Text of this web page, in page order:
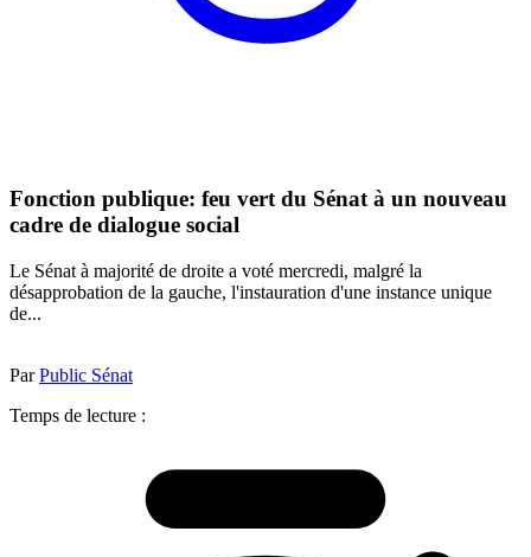
Fonction publique: feu vert du Sénat à un nouveau
cadre de dialogue social
Le Sénat à majorité de droite a voté mercredi, malgré la
désapprobation de la gauche, l'instauration d'une instance unique
de...
ParPublic Sénat
Temps de lecture :